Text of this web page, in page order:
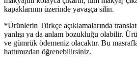
kapaklarının üzerinde yavaşça silin.
*Ürünlerin Türkçe açıklamalarında
yanlışı ya da anlam bozukluğu olabilir.
ve gümrük ödemeniz olacaktır. Bu
hattımızdan öğrenebilirsiniz.